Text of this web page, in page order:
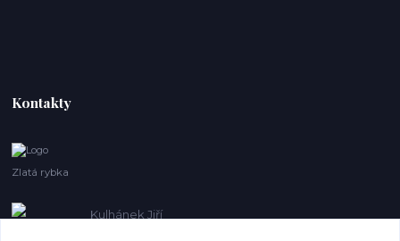
Kontakty
Zlatá rybka
Kulhánek Jiří